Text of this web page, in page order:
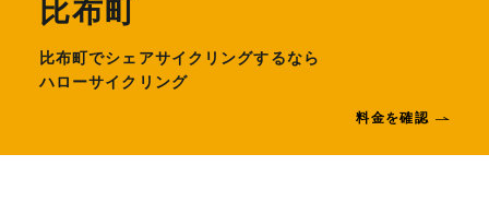
比布町
比布町でシェアサイクリングするなら
ハローサイクリング
料金を確認